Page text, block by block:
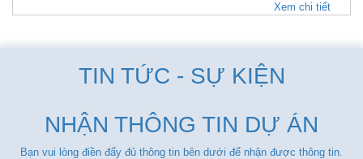
Xem chi tiết
TIN TỨC - SỰ KIỆN
NHẬN THÔNG TIN DỰ ÁN
Bạn vui lòng điền đẩy đủ thông tin bên dưới để nhận được thông tin.